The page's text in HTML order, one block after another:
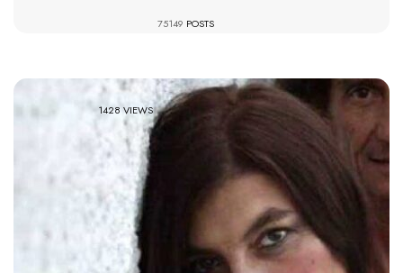
75149 POSTS
1428 VIEWS